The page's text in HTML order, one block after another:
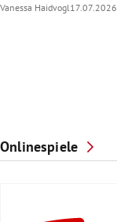
Vanessa Haidvogl 17.07.2026
Onlinespiele